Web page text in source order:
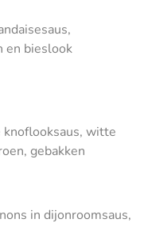
en bieslook
knoflooksaus, witte
gebakken
in dijonroomsaus,